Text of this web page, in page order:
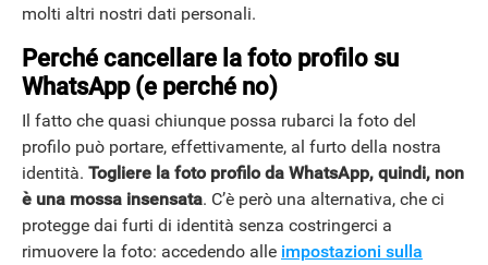
molti altri nostri dati personali.
Perché cancellare la foto profilo su
WhatsApp (e perché no)
Il fatto che quasi chiunque possa rubarci la foto del
profilo può portare, effettivamente, al furto della nostra
identità. Togliere la foto profilo da WhatsApp, quindi, non
è una mossa insensata. C’è però una alternativa, che ci
protegge dai furti di identità senza costringerci a
rimuovere la foto: accedendo alle impostazioni sulla